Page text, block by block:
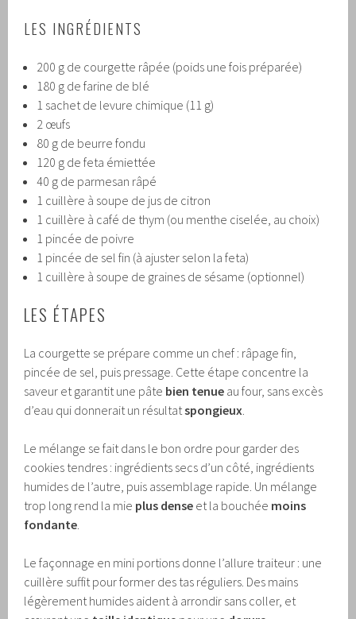
LES INGRÉDIENTS
200 g de courgette râpée (poids une fois préparée)
180 g de farine de blé
1 sachet de levure chimique (11 g)
2 œufs
80 g de beurre fondu
120 g de feta émiettée
40 g de parmesan râpé
1 cuillère à soupe de jus de citron
1 cuillère à café de thym (ou menthe ciselée, au choix)
1 pincée de poivre
1 pincée de sel fin (à ajuster selon la feta)
1 cuillère à soupe de graines de sésame (optionnel)
LES ÉTAPES
La courgette se prépare comme un chef : râpage fin,
pincée de sel, puis pressage. Cette étape concentre la
saveur et garantit une pâte bien tenue au four, sans excès
d’eau qui donnerait un résultatspongieux
Le mélange se fait dans le bon ordre pour garder des
cookies tendres : ingrédients secs d’un côté, ingrédients
humides de l’autre, puis assemblage rapide. Un mélange
trop long rend la mie plus dense et la bouchée moins
fondante
Le façonnage en mini portions donne l’allure traiteur : une
cuillère suffit pour former des tas réguliers. Des mains
légèrement humides aident à arrondir sans coller, et